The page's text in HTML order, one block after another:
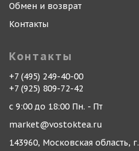
Обмен и возврат
Контакты
Контакты
+7 (495) 249-40-00
+7 (925) 809-72-42
с 9:00 до 18:00 Пн. - Пт
market@vostoktea.ru
143960, Московская область,